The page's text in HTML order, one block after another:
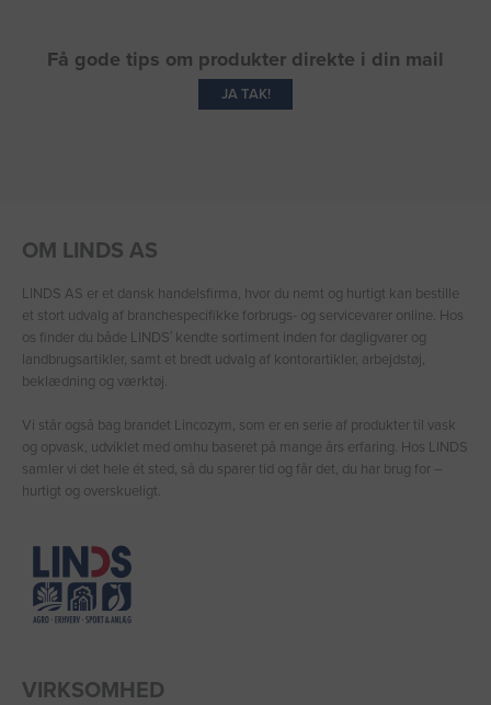
Få gode tips om produkter direkte i din mail
JA TAK!
OM LINDS AS
LINDS AS er et dansk handelsfirma, hvor du nemt og hurtigt kan bestille
et stort udvalg af branchespecifikke forbrugs- og servicevarer online. Hos
os finder du både LINDS′ kendte sortiment inden for dagligvarer og
landbrugsartikler, samt et bredt udvalg af kontorartikler, arbejdstøj,
beklædning og værktøj.
Vi står også bag brandet Lincozym, som er en serie af produkter til vask
og opvask, udviklet med omhu baseret på mange års erfaring. Hos LINDS
samler vi det hele ét sted, så du sparer tid og får det, du har brug for –
hurtigt og overskueligt.
VIRKSOMHED